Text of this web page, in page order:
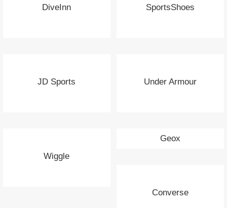
DiveInn SportsShoes
JD Sports Under Armour
Wiggle
Geox
Converse